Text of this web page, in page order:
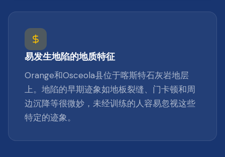
易发生地陷的地质特征
Orange和Osceola县位于喀斯特石灰岩地层
上。地陷的早期迹象如地板裂缝、门卡顿和周
边沉降等很微妙，未经训练的人容易忽视这些
特定的迹象。